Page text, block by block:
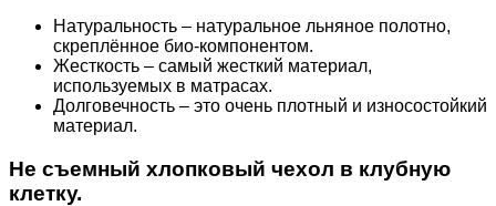
Натуральность – натуральное льняное полотно,
скреплённое био-компонентом.
Жесткость – самый жесткий материал,
используемых в матрасах.
Долговечность – это очень плотный и износостойкий
материал.
Не съемный хлопковый чехол в клубную
клетку.